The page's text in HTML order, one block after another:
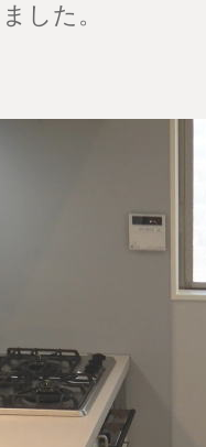
した。